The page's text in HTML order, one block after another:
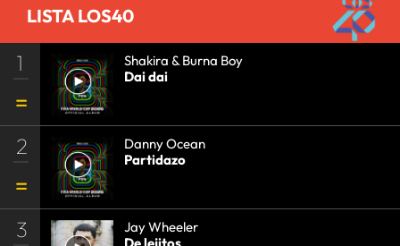
LISTA LOS40
1
Shakira & Burna Boy
Dai dai
2
Danny Ocean
Partidazo
3
Jay Wheeler